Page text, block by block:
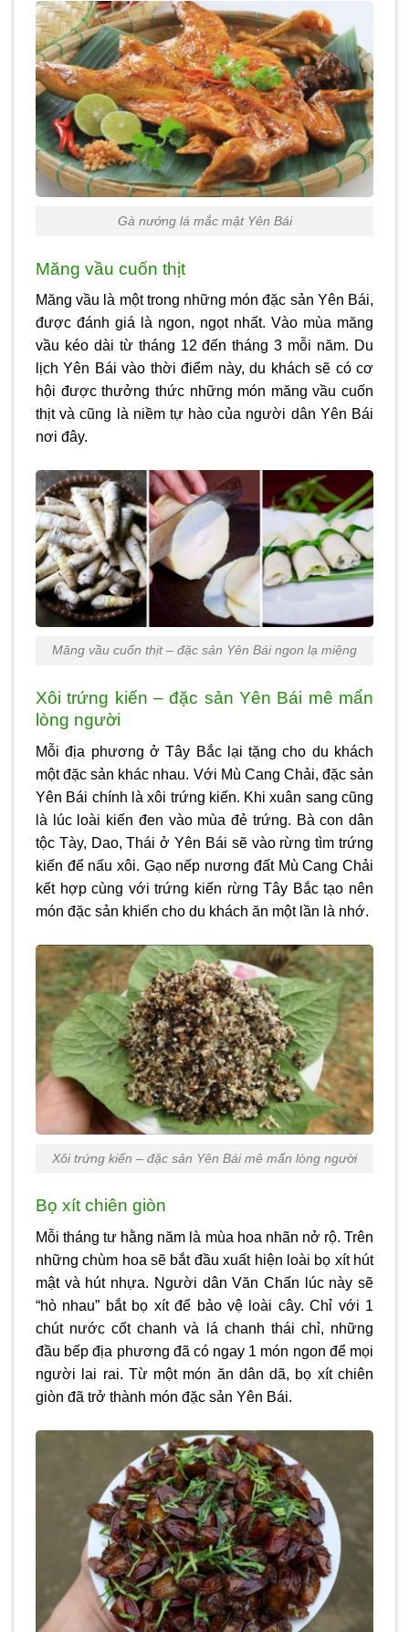
Gà nướng lá mắc mật Yên Bái
Măng vầu cuốn thịt
Măng vầu là một trong những mónđặc sản Yên Bái,
được đánh giá là ngon, ngọt nhất. Vào mùa măng
vầu kéo dài từ tháng 12 đến tháng 3 mỗi năm. Du
lịch Yên Bái vào thời điểm này, du khách sẽ có cơ
hội được thưởng thức những món măng vầu cuốn
thịt và cũng là niềm tự hào của người dân Yên Bái
nơi đây.
Măng vầu cuốn thịt – đặc sản Yên Bái ngon lạ miệng
Xôi trứng kiến – đặc sản Yên Bái mê mẩn
lòng người
Mỗi địa phương ở Tây Bắc lại tặng cho du khách
một đặc sản khác nhau. Với Mù Cang Chải, đặc sản
Yên Bái chính là xôi trứng kiến. Khi xuân sang cũng
là lúc loài kiến đen vào mùa đẻ trứng. Bà con dân
tộc Tày, Dao, Thái ở Yên Bái sẽ vào rừng tìm trứng
kiến để nấu xôi. Gạo nếp nương đất Mù Cang Chải
kết hợp cùng với trứng kiến rừng Tây Bắc tạo nên
món đặc sản khiến cho du khách ăn một lần là nhớ.
Xôi trứng kiến – đặc sản Yên Bái mê mẩn lòng người
Bọ xít chiên giòn
Mỗi tháng tư hằng năm là mùa hoa nhãn nở rộ. Trên
những chùm hoa sẽ bắt đầu xuất hiện loài bọ xít hút
mật và hút nhựa. Người dân Văn Chấn lúc này sẽ
“hò nhau” bắt bọ xít để bảo vệ loài cây. Chỉ với 1
chút nước cốt chanh và lá chanh thái chỉ, những
đầu bếp địa phương đã có ngay 1 món ngon để mọi
người lai rai. Từ một món ăn dân dã, bọ xít chiên
giòn đã trở thành món đặc sản Yên Bái.